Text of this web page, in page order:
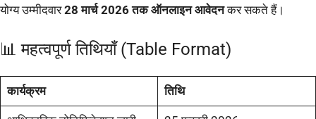
योग्य उम्मीदवार28 मार्च 2026 तक ऑनलाइन आवेदनकर सकते हैं।
📊 महत्वपूर्ण तिथियाँ (Table Format)
कार्यक्रम तिथि